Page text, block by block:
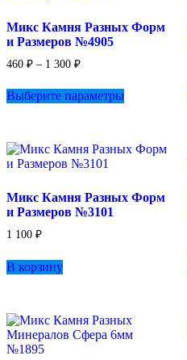
Микс Камня Разных Форм
и Размеров №4905
460 ₽ – 1 300 ₽Диапазон
460 ₽
–
Выберите параметры
Опции
на
Микс Камня Разных Форм
и Размеров №3101
1 100 ₽
В корзину